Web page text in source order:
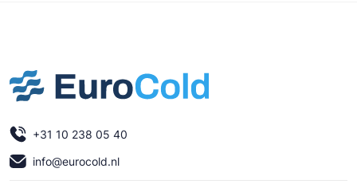
+31 10 238 05 40
info@eurocold.nl